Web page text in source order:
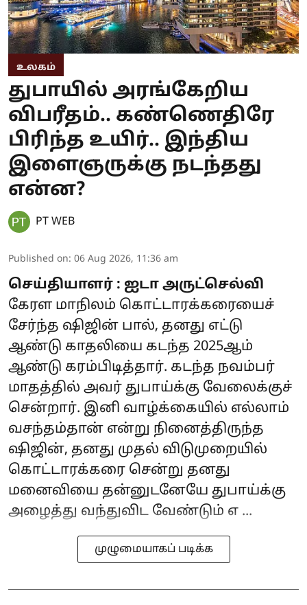
உலகம்
துபாயில் அரங்கேறிய
விபரீதம்.. கண்ணெதிரே
பிரிந்த உயிர்.. இந்திய
இளைஞருக்கு நடந்தது
என்ன?
PT WEB
Published on: 06 Aug 2026, 11:36 am
செய்தியாளர் : ஐடா அருட்செல்வி
கேரள மாநிலம் கொட்டாரக்கரையைச்
சேர்ந்த ஷிஜின் பால், தனது எட்டு
ஆண்டு காதலியை கடந்த 2025ஆம்
ஆண்டு கரம்பிடித்தார். கடந்த நவம்பர்
மாதத்தில் அவர் துபாய்க்கு வேலைக்குச்
சென்றார். இனி வாழ்க்கையில் எல்லாம்
வசந்தம்தான் என்று நினைத்திருந்த
ஷிஜின், தனது முதல் விடுமுறையில்
கொட்டாரக்கரை சென்று தனது
மனைவியை தன்னுடனேயே துபாய்க்கு
அழைத்து வந்துவிட வேண்டும் எ ...
முழுமையாகப் படிக்க